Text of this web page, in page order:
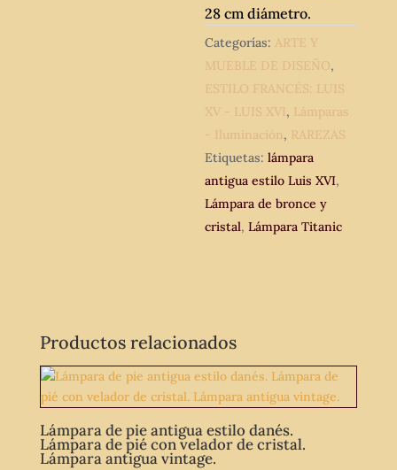
28 cm diámetro.
Categorías: ARTE Y
MUEBLE DE DISEÑO,
ESTILO FRANCÉS: LUIS
XV - LUIS XVI, Lámparas
- Iluminación, RAREZAS
Etiquetas:lámpara
antigua estilo Luis XVI,
Lámpara de bronce y
cristal,Lámpara Titanic
Productos relacionados
Lámpara de pie antigua estilo danés.
Lámpara de pié con velador de cristal.
Lámpara antigua vintage.